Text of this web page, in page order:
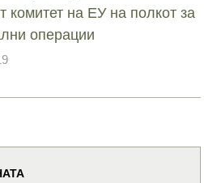
комитет на ЕУ на полкот за
операции